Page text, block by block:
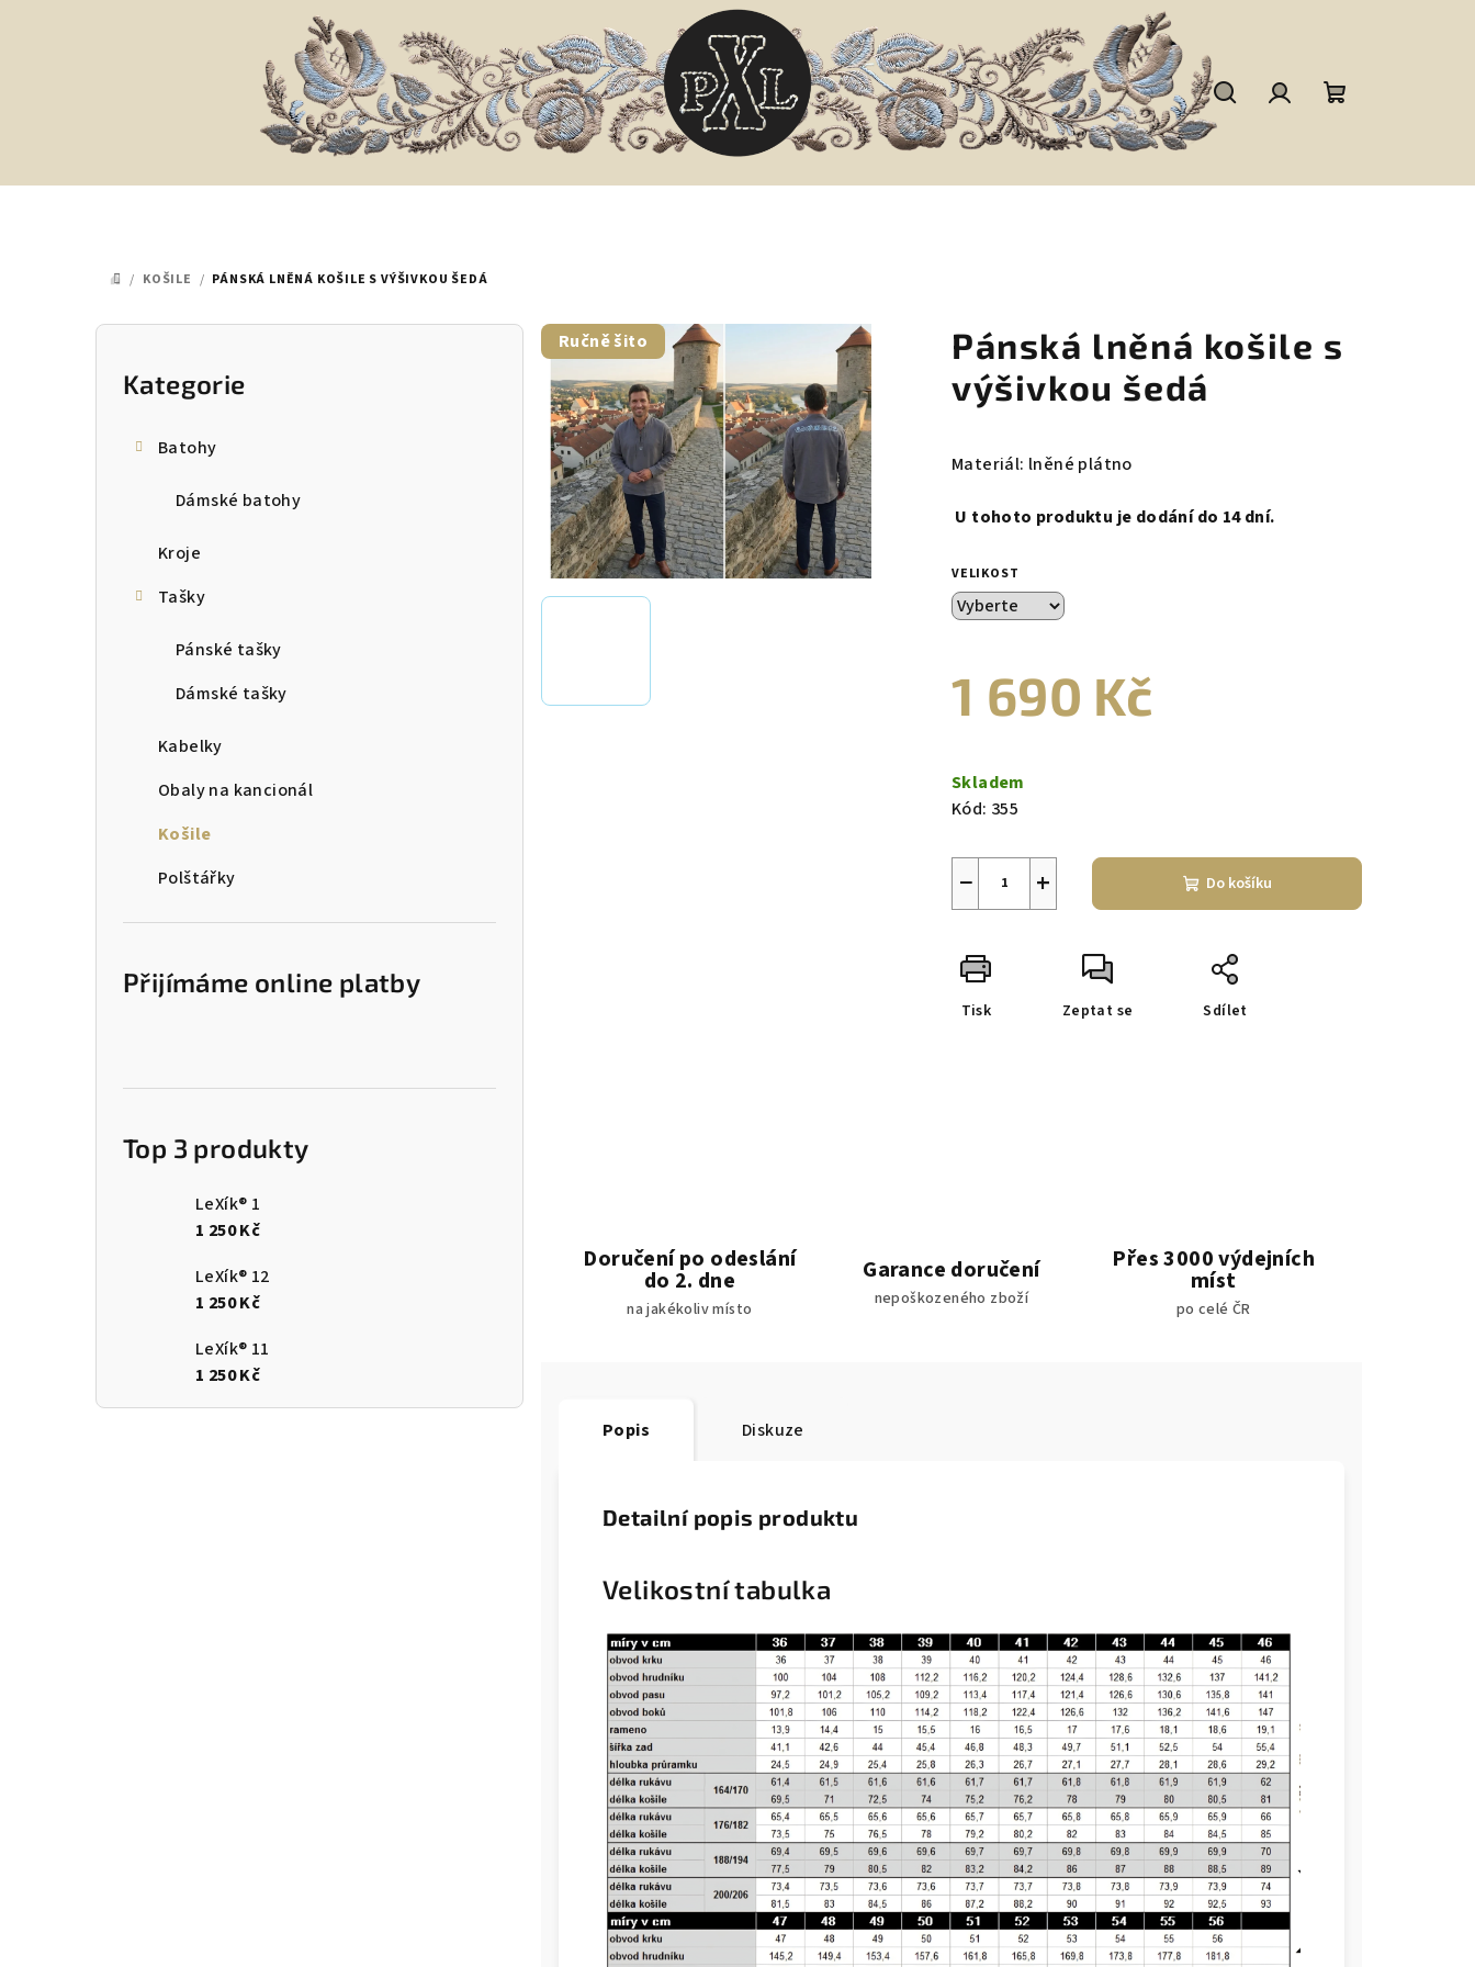
košík
DOMŮ
/ KOŠILE / PÁNSKÁ LNĚNÁ KOŠILE S VÝŠIVKOU ŠEDÁ
P
Přeskočit
kategorie
Kategorie
Batohy
Dámské batohy
Kroje
Tašky
Pánské tašky
Dámské tašky
Kabelky
Obaly na kancionál
Košile
Polštářky
Přijímáme online platby
Top 3 produkty
LeXík® 1
1 250 Kč
LeXík® 12
1 250 Kč
LeXík® 11
1 250 Kč
Pánská lněná košile s
výšivkou šedá
Materiál: lněné plátno
U tohoto produktu je dodání do 14 dní.
VELIKOST
1 690 Kč
cena:
Skladem
Kód: 355
+
− Do košíku
Tisk Zeptat se Sdílet
Ručně šito
Doručení po odeslání
do 2. dne
na jakékoliv místo
Garance doručení
nepoškozeného zboží
Přes 3000 výdejních
míst
po celé ČR
Popis Diskuze
Detailní popis produktu
Velikostní tabulka